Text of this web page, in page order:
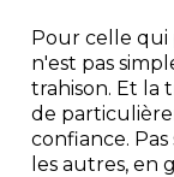
Pour celle qui
n'est pas
trahison. Et la
de
confiance.
les autres, en